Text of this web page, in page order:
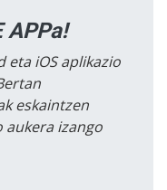
APPa!
eta iOS aplikazio
eskaintzen
aukera izango